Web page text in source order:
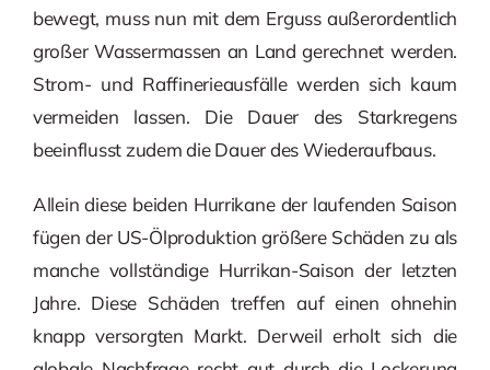
bewegt, muss nun mit dem Erguss außerordentlich
großer Wassermassen an Land gerechnet werden.
Strom- und Raffinerieausfälle werden sich kaum
vermeiden lassen. Die Dauer des Starkregens
beeinflusst zudem die Dauer des Wiederaufbaus.
Allein diese beiden Hurrikane der laufenden Saison
fügen der US-Ölproduktion größere Schäden zu als
manche vollständige Hurrikan-Saison der letzten
Jahre. Diese Schäden treffen auf einen ohnehin
knapp versorgten Markt. Derweil erholt sich die